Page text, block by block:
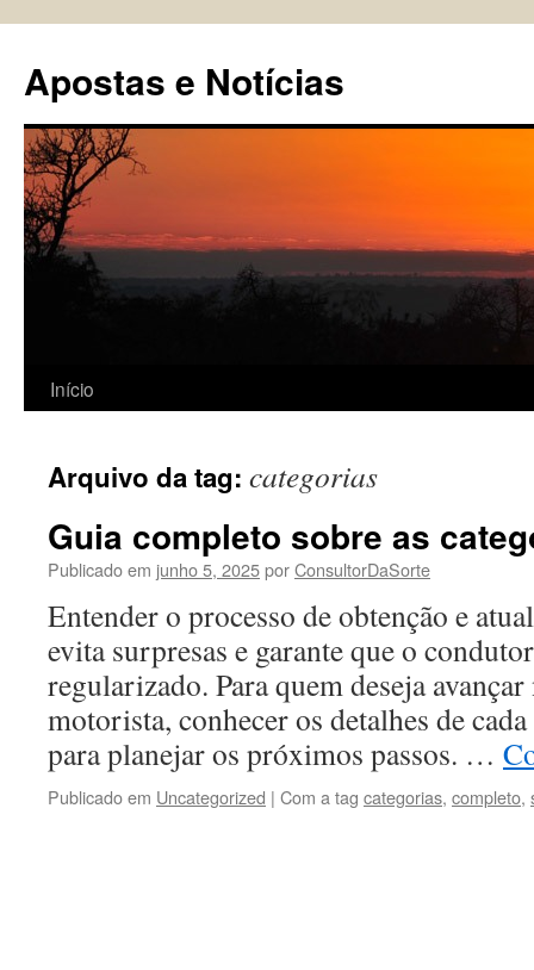
conteúdo
Apostas e Notícias
Início
Arquivo da tag: categorias
Guia completo sobre as
Publicado em junho 5, 2025porConsultorDaSorte
Entender o processo de obtenção e
evita surpresas e garante que o
regularizado. Para quem deseja
motorista, conhecer os detalhes de
para planejar os próximos passos. …
Publicado em Uncategorized | Com a tag categorias, completo,